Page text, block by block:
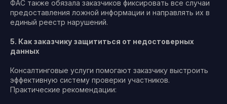
ФАС также обязала заказчиков фиксировать все случаи
предоставления ложной информации и направлять их в
единый реестр нарушений.
5. Как заказчику защититься от недостоверных
данных
Консалтинговые услуги помогают заказчику выстроить
эффективную систему проверки участников.
Практические рекомендации: